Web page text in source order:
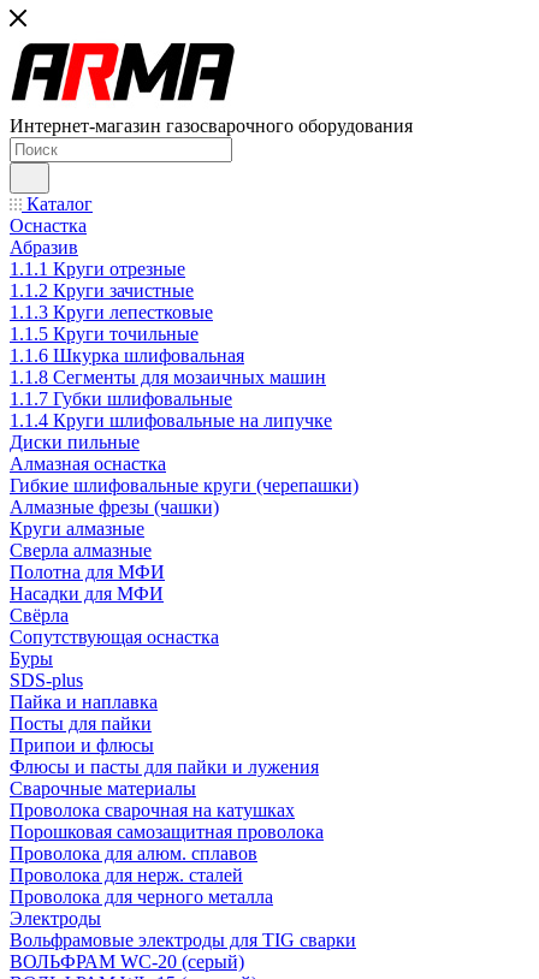
Интернет-магазин газосварочного оборудования
Каталог
Оснастка
Абразив
1.1.1 Круги отрезные
1.1.2 Круги зачистные
1.1.3 Круги лепестковые
1.1.5 Круги точильные
1.1.6 Шкурка шлифовальная
1.1.8 Сегменты для мозаичных машин
1.1.7 Губки шлифовальные
1.1.4 Круги шлифовальные на липучке
Диски пильные
Алмазная оснастка
Гибкие шлифовальные круги (черепашки)
Алмазные фрезы (чашки)
Круги алмазные
Сверла алмазные
Полотна для МФИ
Насадки для МФИ
Свёрла
Сопутствующая оснастка
Буры
SDS-plus
Пайка и наплавка
Посты для пайки
Припои и флюсы
Флюсы и пасты для пайки и лужения
Сварочные материалы
Проволока сварочная на катушках
Порошковая самозащитная проволока
Проволока для алюм. сплавов
Проволока для нерж. сталей
Проволока для черного металла
Электроды
Вольфрамовые электроды для TIG сварки
ВОЛЬФРАМ WC-20 (серый)